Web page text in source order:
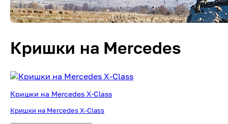
Кришки на Mercedes
Кришки на Mercedes X-Class
Кришки на Mercedes X-Class